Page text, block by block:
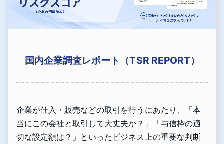
国内企業調査レポート（TSR REPORT）
企業が仕入・販売などの取引を行うにあたり、「本
当にこの会社と取引して大丈夫か？」「与信枠の適
切な設定額は？」といったビジネス上の重要な判断